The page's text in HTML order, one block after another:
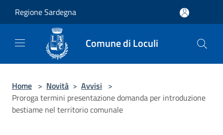
Regione Sardegna
Comune di Loculi
Home > Novità > Avvisi >
Proroga termini presentazione domanda per introduzione
bestiame nel territorio comunale